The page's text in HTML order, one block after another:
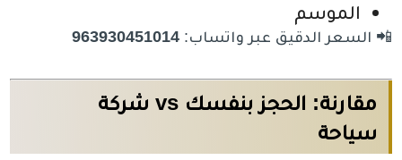
الموسم
📲 السعر الدقيق عبر واتساب:963930451014
مقارنة: الحجز بنفسك vs شركة
سياحة